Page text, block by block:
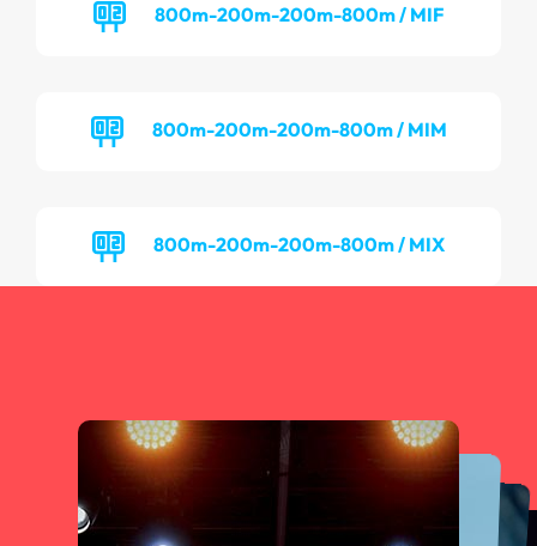
800m-200m-200m-800m / MIF
800m-200m-200m-800m / MIM
800m-200m-200m-800m / MIX